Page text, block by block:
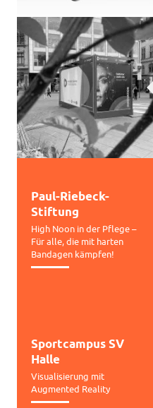
Paul-Riebeck-
Stiftung
High Noon in der Pflege –
Für alle, die mit harten
Bandagen kämpfen!
Sportcampus SV
Halle
Visualisierung mit
Augmented Reality